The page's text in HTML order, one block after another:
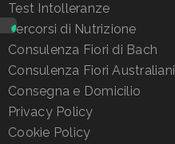
Test Intolleranze
Percorsi di Nutrizione
Consulenza Fiori di Bach
Consulenza Fiori Australiani
Consegna e Domicilio
Privacy Policy
Cookie Policy